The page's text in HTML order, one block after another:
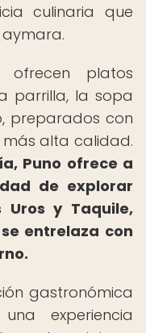
culinaria que
ofrecen platos
parrilla, la sopa
preparados con
más alta calidad.
Puno ofrece a
de explorar
y Taquile,
entrelaza con
gastronómica
experiencia